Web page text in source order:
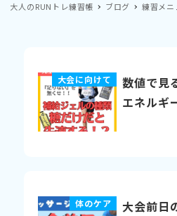
大人のRUNトレ練習帳 ブログ 練習メニ
大会に向けて
数値で見
エネルギ
体のケア
大会前日